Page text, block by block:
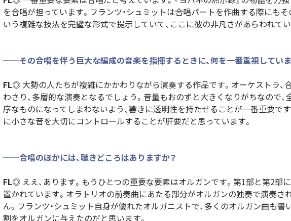
を合唱が担っています。フランツ・シュミットは合唱パートを作曲する際にも
いう複雑な技法を完璧な形式で提示していて、ここに彼の非凡さがあらわれてい
──その合唱を伴う巨大な編成の音楽を指揮するときに、何を一番重視してい
FL◎ 大勢の人たちが複雑にかかわりながら演奏する作品です。オーケストラ、
わさり、多層的な演奏となるでしょう。音量もおのずと大きくなりがちなので、
序なものになってしまわないよう、響きに透明性を持たせることが一番重要で
に小さな音を大切にコントロールすることが肝要だと思っています。
──合唱のほかには、聴きどころはありますか？
FL◎ ええ、あります。もうひとつの重要な要素はオルガンです。第1部と第2部
置かれています。オラトリオの前奏曲にあたる部分がオルガンの独奏で演奏さ
ん。フランツ・シュミット自身が優れたオルガニストで、多くのオルガン曲も書
割をオルガンに与えたのだと思います。